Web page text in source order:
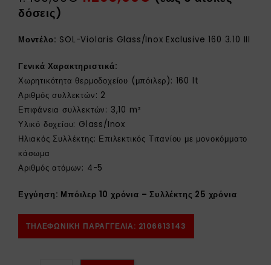
δόσεις)
Μοντέλο: SOL-Violaris Glass/Inox Exclusive 160 3.10 III
Γενικά Χαρακτηριστικά:
Χωρητικότητα θερμοδοχείου (μπόιλερ): 160 lt
Αριθμός συλλεκτών: 2
Επιφάνεια συλλεκτών: 3,10 m²
Υλικό δοχείου: Glass/Inox
Ηλιακός Συλλέκτης: Επιλεκτικός Τιτανίου με μονοκόμματο
κάσωμα
Αριθμός ατόμων: 4-5
Εγγύηση: Μπόιλερ 10 χρόνια – Συλλέκτης 25 χρόνια
ΤΗΛΕΦΩΝΙΚΗ ΠΑΡΑΓΓΕΛΙΑ: 2106613143